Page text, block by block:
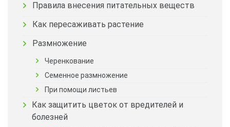
Правила внесения питательных веществ
Как пересаживать растение
Размножение
Черенкование
Семенное размножение
При помощи листьев
Как защитить цветок от вредителей и
болезней